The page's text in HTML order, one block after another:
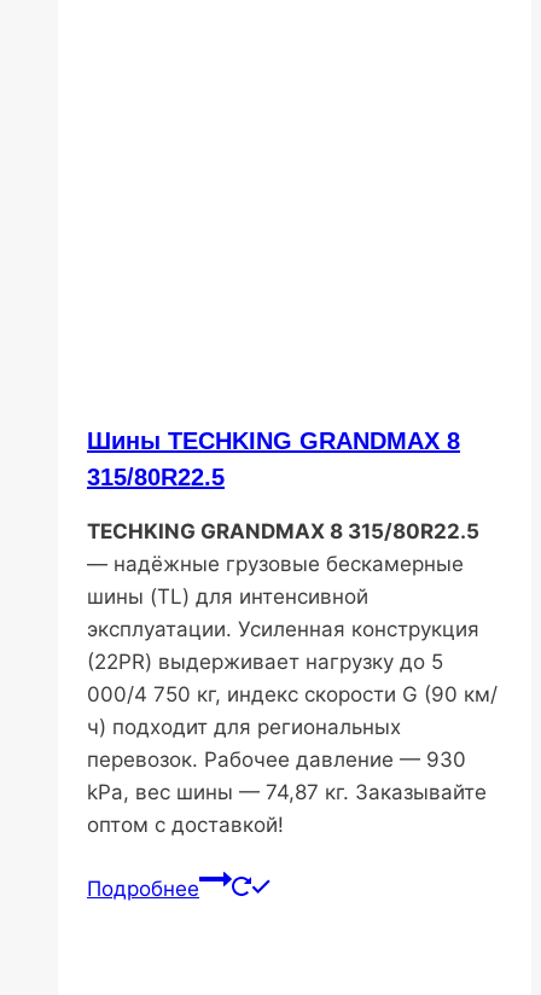
Шины TECHKING GRANDMAX 8
315/80R22.5
TECHKING GRANDMAX 8 315/80R22.5
— надёжные грузовые бескамерные
шины (TL) для интенсивной
эксплуатации. Усиленная конструкция
(22PR) выдерживает нагрузку до 5
000/4 750 кг, индекс скорости G (90 км/
ч) подходит для региональных
перевозок. Рабочее давление — 930
kPa, вес шины — 74,87 кг. Заказывайте
оптом с доставкой!
Подробнее